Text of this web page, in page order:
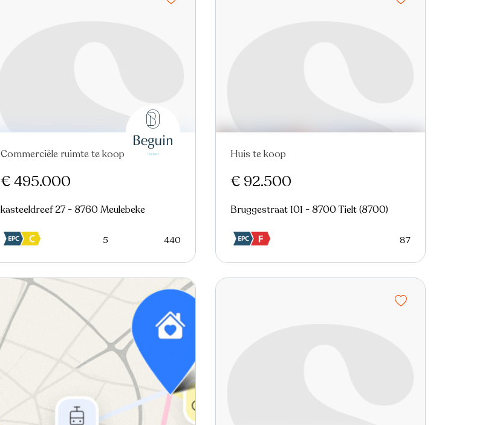
Nieuw
Commerciële ruimte te koop
€ 495.000
kasteeldreef 27 - 8760 Meulebeke
5 440
Nieuw
Huis te koop
€ 92.500
Bruggestraat 101 - 8700 Tielt (8700)
87